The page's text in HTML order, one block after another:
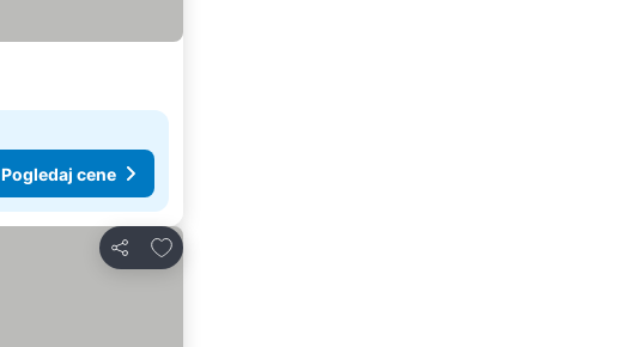
Pogledaj cene
Deli
Dodati u favorite